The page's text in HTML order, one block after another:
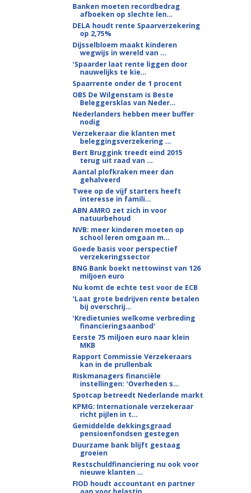
Banken moeten recordbedrag
afboeken op slechte len...
DELA houdt rente Spaarverzekering
op 2,75%
Dijsselbloem maakt kinderen
wegwijs in wereld van ...
'Spaarder laat rente liggen door
nauwelijks te kie...
Spaarrente onder de 1 procent
OBS De Wilgenstam is Beste
Beleggersklas van Neder...
Nederlanders hebben meer buffer
nodig
Verzekeraar die klanten met
beleggingsverzekering ...
Bert Bruggink treedt eind 2015
terug uit raad van ...
Aantal plofkraken meer dan
gehalveerd
Twee op de vijf starters heeft
interesse in famili...
ABN AMRO zet zich in voor
natuurbehoud
NVB: meer kinderen moeten op
school leren omgaan m...
Goede basis voor perspectief
verzekeringssector
BNG Bank boekt nettowinst van 126
miljoen euro
Nu komt de echte test voor de ECB
'Laat grote bedrijven rente betalen
bij overschrij...
'Kredietunies welkome verbreding
financieringsaanbod'
Eerste 75 miljoen euro naar klein
MKB
Rapport Commissie Verzekeraars
kan in de prullenbak
Riskmanagers financiële
instellingen: 'Overheden s...
Spotcap betreedt Nederlande markt
KPMG: Internationale verzekeraar
richt pijlen in t...
Gemiddelde dekkingsgraad
pensioenfondsen gestegen
Duurzame bank blijft gestaag
groeien
Restschuldfinanciering nu ook voor
nieuwe klanten ...
FIOD houdt accountant en partner